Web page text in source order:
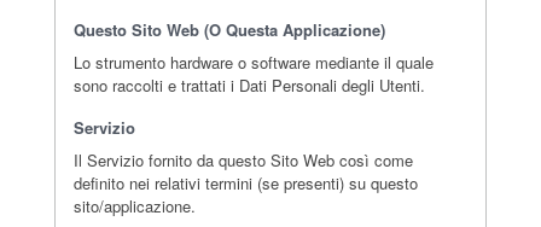
Questo Sito Web (o Questa Applicazione)
Lo strumento hardware o software mediante il quale
sono raccolti e trattati i Dati Personali degli Utenti.
Servizio
Il Servizio fornito da questo Sito Web così come
definito nei relativi termini (se presenti) su questo
sito/applicazione.